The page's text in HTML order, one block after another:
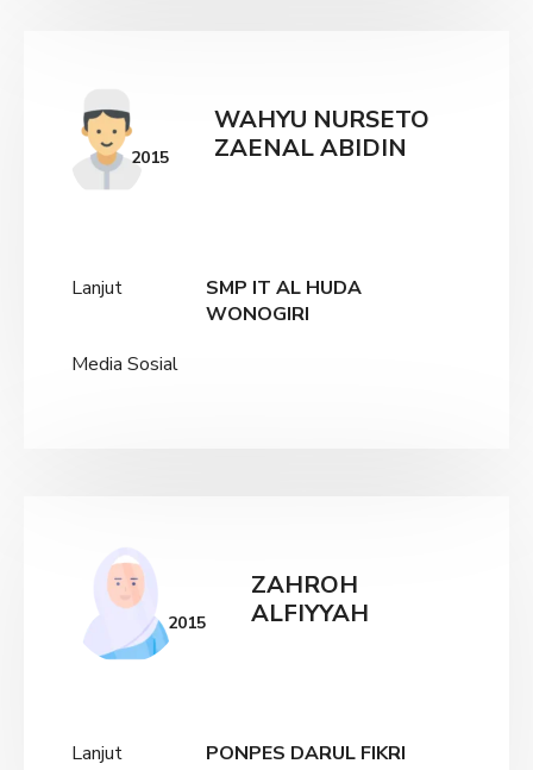
2015
WAHYU NURSETO
ZAENAL ABIDIN
Lanjut
SMP IT AL HUDA
WONOGIRI
Media Sosial
2015
ZAHROH
ALFIYYAH
Lanjut
PONPES DARUL FIKRI